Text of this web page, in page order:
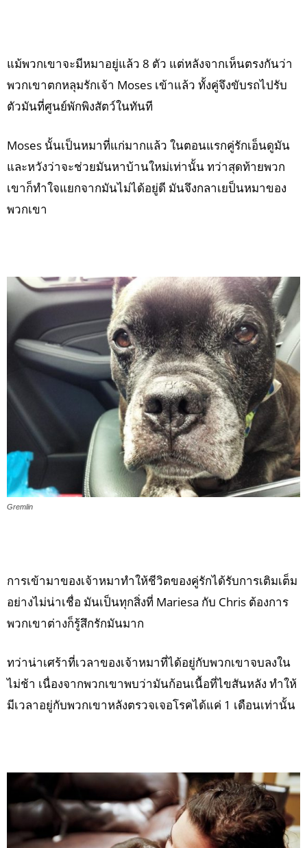
แม้พวกเขาจะมีหมาอยู่แล้ว 8 ตัว แต่หลังจากเห็นตรงกันว่า
พวกเขาตกหลุมรักเจ้า Moses เข้าแล้ว ทั้งคู่จึงขับรถไปรับ
ตัวมันที่ศูนย์พักพิงสัตว์ในทันที
Moses นั้นเป็นหมาที่แก่มากแล้ว ในตอนแรกคู่รักเอ็นดูมัน
และหวังว่าจะช่วยมันหาบ้านใหม่เท่านั้น ทว่าสุดท้ายพวก
เขาก็ทำใจแยกจากมันไม่ได้อยู่ดี มันจึงกลาเยป็นหมาของ
พวกเขา
Gremlin
การเข้ามาของเจ้าหมาทำให้ชีวิตของคู่รักได้รับการเติมเต็ม
อย่างไม่น่าเชื่อ มันเป็นทุกสิ่งที่ Mariesa กับ Chris ต้องการ
พวกเขาต่างก็รู้สึกรักมันมาก
ทว่าน่าเศร้าที่เวลาของเจ้าหมาที่ได้อยู่กับพวกเขาจบลงใน
ไม่ช้า เนื่องจากพวกเขาพบว่ามันก้อนเนื้อที่ไขสันหลัง ทำให้
มีเวลาอยู่กับพวกเขาหลังตรวจเจอโรคได้แค่ 1 เดือนเท่านั้น